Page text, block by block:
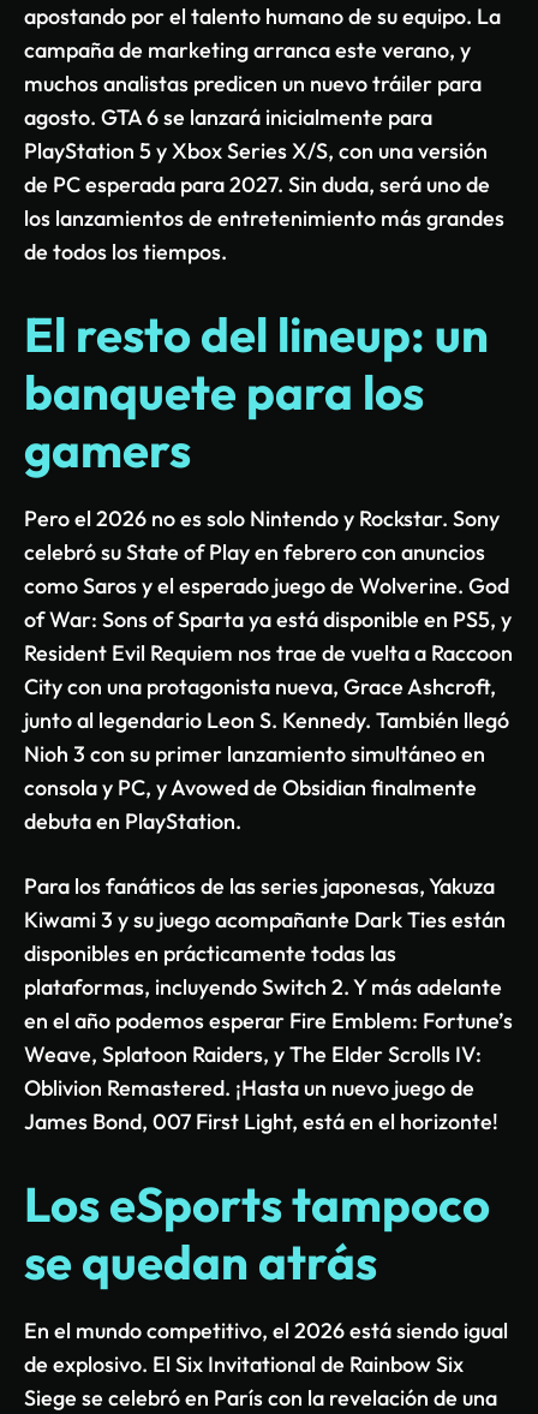
apostando por el talento humano de su equipo. La
campaña de marketing arranca este verano, y
muchos analistas predicen un nuevo tráiler para
agosto. GTA 6 se lanzará inicialmente para
PlayStation 5 y Xbox Series X/S, con una versión
de PC esperada para 2027. Sin duda, será uno de
los lanzamientos de entretenimiento más grandes
de todos los tiempos.
El resto del lineup: un
banquete para los
gamers
Pero el 2026 no es solo Nintendo y Rockstar. Sony
celebró su State of Play en febrero con anuncios
como Saros y el esperado juego de Wolverine. God
of War: Sons of Sparta ya está disponible en PS5, y
Resident Evil Requiem nos trae de vuelta a Raccoon
City con una protagonista nueva, Grace Ashcroft,
junto al legendario Leon S. Kennedy. También llegó
Nioh 3 con su primer lanzamiento simultáneo en
consola y PC, y Avowed de Obsidian finalmente
debuta en PlayStation.
Para los fanáticos de las series japonesas, Yakuza
Kiwami 3 y su juego acompañante Dark Ties están
disponibles en prácticamente todas las
plataformas, incluyendo Switch 2. Y más adelante
en el año podemos esperar Fire Emblem: Fortune’s
Weave, Splatoon Raiders, y The Elder Scrolls IV:
Oblivion Remastered. ¡Hasta un nuevo juego de
James Bond, 007 First Light, está en el horizonte!
Los eSports tampoco
se quedan atrás
En el mundo competitivo, el 2026 está siendo igual
de explosivo. El Six Invitational de Rainbow Six
Siege se celebró en París con la revelación de una